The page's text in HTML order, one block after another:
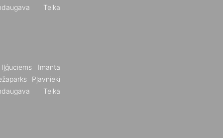
Teika
Iļģuciems
Imanta
Pļavnieki
Teika